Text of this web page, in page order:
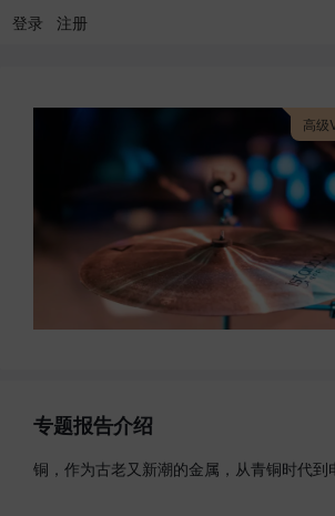
登录 注册
高级
专题报告介绍
铜，作为古老又新潮的金属，从青铜时代